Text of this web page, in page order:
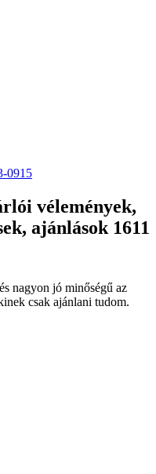
0915
vélemények,
ajánlások 1611
nagyon jó minőségű az
csak ajánlani tudom.